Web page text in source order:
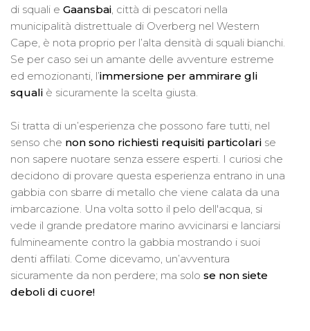
di squali e Gaansbai , città di pescatori nella
municipalità distrettuale di Overberg nel Western
Cape, è nota proprio per l’alta densità di squali bianchi.
Se per caso sei un amante delle avventure estreme
ed emozionanti, l’immersione per ammirare gli
squali è sicuramente la scelta giusta.
Si tratta di un’esperienza che possono fare tutti, nel
senso che non sono richiesti requisiti particolari se
non sapere nuotare senza essere esperti. I curiosi che
decidono di provare questa esperienza entrano in una
gabbia con sbarre di metallo che viene calata da una
imbarcazione. Una volta sotto il pelo dell'acqua, si
vede il grande predatore marino avvicinarsi e lanciarsi
fulmineamente contro la gabbia mostrando i suoi
denti affilati. Come dicevamo, un’avventura
sicuramente da non perdere; ma solo se non siete
deboli di cuore!